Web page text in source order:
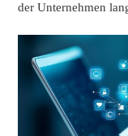
der Unternehmen